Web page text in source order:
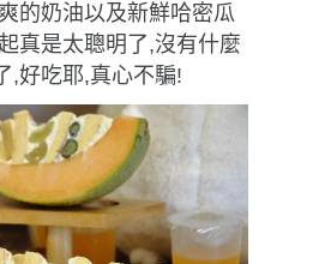
的奶油以及新鮮哈密瓜
真是太聰明了,沒有什麼
,好吃耶,真心不騙!